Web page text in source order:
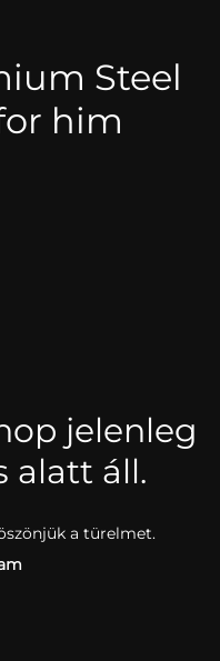
Steel
him
jelenleg
alatt áll.
a türelmet.